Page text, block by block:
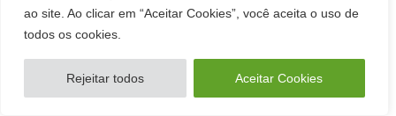
ao site. Ao clicar em “Aceitar Cookies”, você aceita o uso de
todos os cookies.
Rejeitar todos Aceitar Cookies